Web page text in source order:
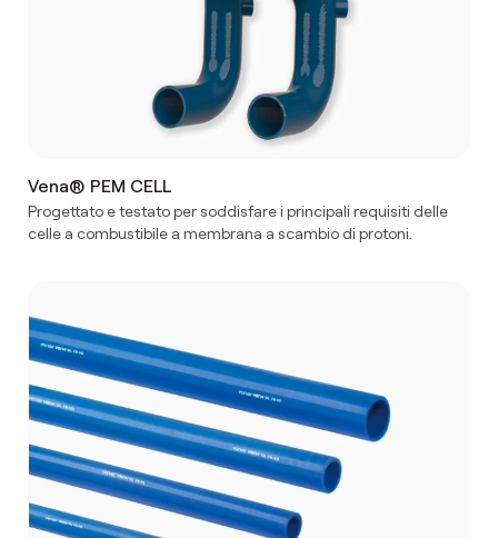
Vena® PEM CELL
Progettato e testato per soddisfare i principali requisiti delle
celle a combustibile a membrana a scambio di protoni.